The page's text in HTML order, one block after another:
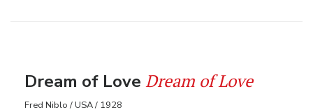
Dream of Love Dream of Love
Fred Niblo / USA / 1928